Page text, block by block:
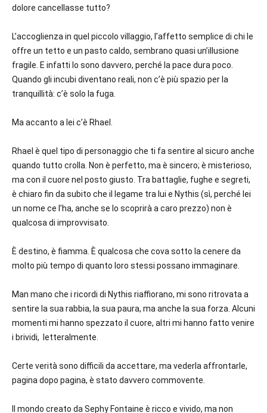
dolore cancellasse tutto?
L’accoglienza in quel piccolo villaggio, l’affetto semplice di chi le
offre un tetto e un pasto caldo, sembrano quasi un’illusione
fragile. E infatti lo sono davvero, perché la pace dura poco.
Quando gli incubi diventano reali, non c’è più spazio per la
tranquillità: c’è solo la fuga.
Ma accanto a lei c’è Rhael.
Rhael è quel tipo di personaggio che ti fa sentire al sicuro anche
quando tutto crolla. Non è perfetto, ma è sincero; è misterioso,
ma con il cuore nel posto giusto. Tra battaglie, fughe e segreti,
è chiaro fin da subito che il legame tra lui e Nythis (sì, perché lei
un nome ce l’ha, anche se lo scoprirà a caro prezzo) non è
qualcosa di improvvisato.
È destino, è fiamma. È qualcosa che cova sotto la cenere da
molto più tempo di quanto loro stessi possano immaginare.
Man mano che i ricordi di Nythis riaffiorano, mi sono ritrovata a
sentire la sua rabbia, la sua paura, ma anche la sua forza. Alcuni
momenti mi hanno spezzato il cuore, altri mi hanno fatto venire
i brividi, letteralmente.
Certe verità sono difficili da accettare, ma vederla affrontarle,
pagina dopo pagina, è stato davvero commovente.
Il mondo creato da Sephy Fontaine è ricco e vivido, ma non